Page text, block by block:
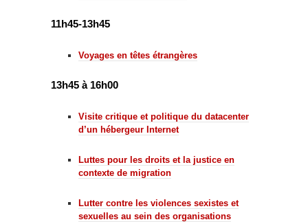
11h45-13h45
Voyages en têtes étrangères
13h45 à 16h00
Visite critique et politique du datacenter
d’un hébergeur Internet
Luttes pour les droits et la justice en
contexte de migration
Lutter contre les violences sexistes et
sexuelles au sein des organisations